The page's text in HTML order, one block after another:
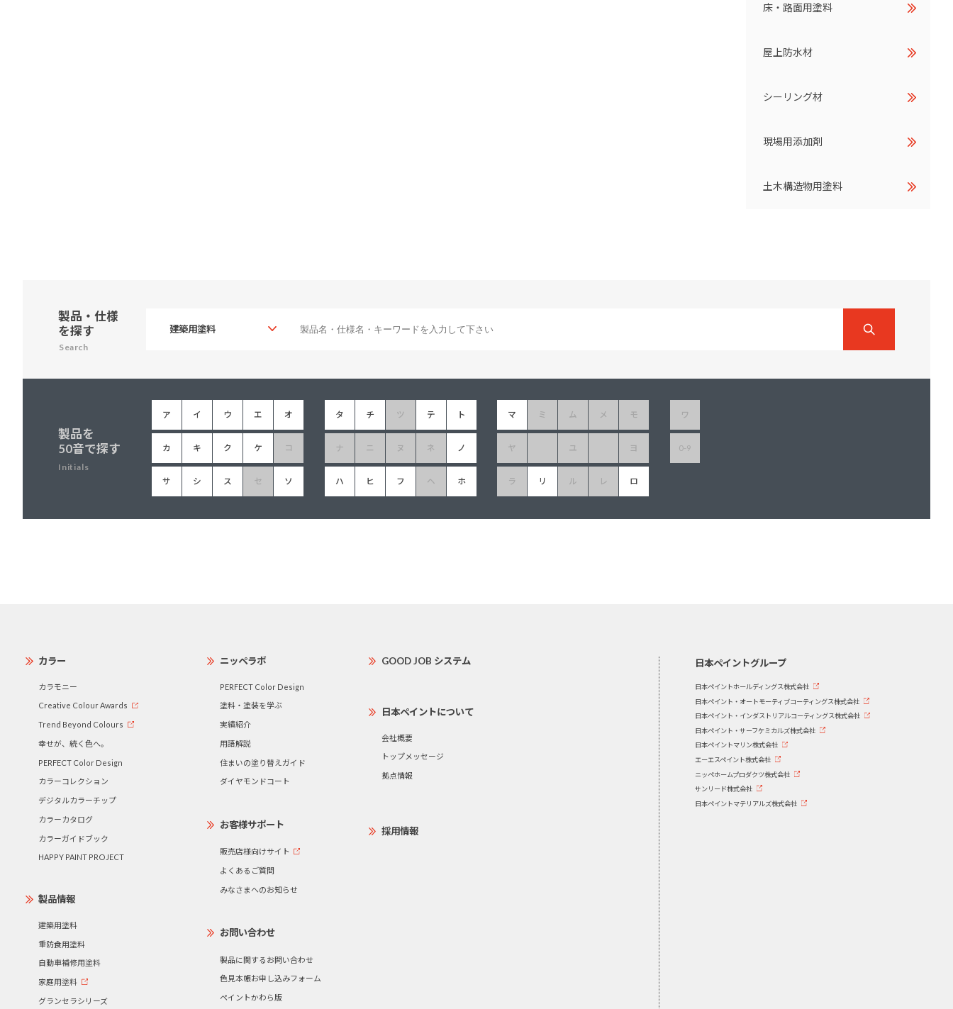
床・路面用塗料
屋上防水材
シーリング材
現場用添加剤
土木構造物用塗料
製品・仕様
を探す
Search
製品を
50音で探す
Initials
ア イ ウ エ オ
カ キ ク ケ コ
サ シ ス セ ソ
タ チ ツ テ ト
ナ ニ ヌ ネ ノ
ハ ヒ フ ヘ ホ
マ ミ ム メ モ
ヤ ユ ヨ
ラ リ ル レ ロ
ワ
0-9
カラー
カラモニー
Creative Colour Awards
Trend Beyond Colours
幸せが、続く色へ。
PERFECT Color Design
カラーコレクション
デジタルカラーチップ
カラーカタログ
カラーガイドブック
HAPPY PAINT PROJECT
製品情報
建築用塗料
重防食用塗料
自動車補修用塗料
家庭用塗料
グランセラシリーズ
ニッペラボ
PERFECT Color Design
塗料・塗装を学ぶ
実績紹介
用語解説
住まいの塗り替えガイド
ダイヤモンドコート
お客様サポート
販売店様向けサイト
よくあるご質問
みなさまへのお知らせ
お問い合わせ
製品に関するお問い合わせ
色見本帳お申し込みフォーム
ペイントかわら版
GOOD JOB システム
日本ペイントについて
会社概要
トップメッセージ
拠点情報
採用情報
日本ペイントグループ
日本ペイントホールディングス株式会社
日本ペイント・オートモーティブコーティングス株式会社
日本ペイント・インダストリアルコーティングス株式会社
日本ペイント・サーフケミカルズ株式会社
日本ペイントマリン株式会社
エーエスペイント株式会社
ニッペホームプロダクツ株式会社
サンリード株式会社
日本ペイントマテリアルズ株式会社